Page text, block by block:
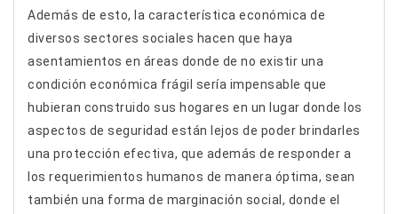
Además de esto, la característica económica de
diversos sectores sociales hacen que haya
asentamientos en áreas donde de no existir una
condición económica frágil sería impensable que
hubieran construido sus hogares en un lugar donde los
aspectos de seguridad están lejos de poder brindarles
una protección efectiva, que además de responder a
los requerimientos humanos de manera óptima, sean
también una forma de marginación social, donde el